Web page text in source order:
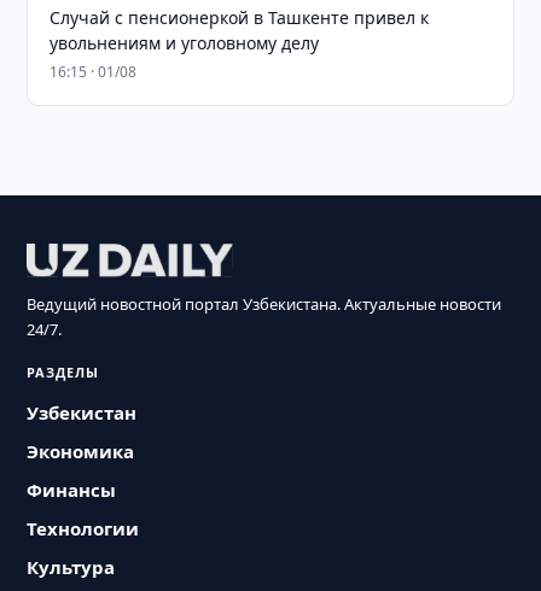
Случай с пенсионеркой в Ташкенте привел к
увольнениям и уголовному делу
16:15 · 01/08
Ведущий новостной портал Узбекистана. Актуальные новости
24/7.
РАЗДЕЛЫ
Узбекистан
Экономика
Финансы
Технологии
Культура